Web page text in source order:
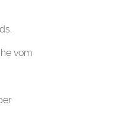
vom